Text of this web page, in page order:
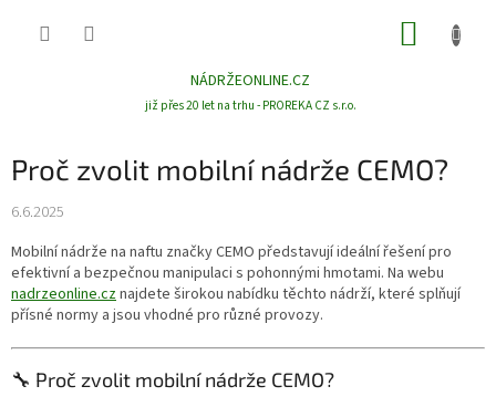
NÁDRŽEONLINE.CZ
již přes 20 let na trhu - PROREKA CZ s.r.o.
Proč zvolit mobilní nádrže CEMO?
6.6.2025
C
h
a
t
G
P
ř
k
Mobilní nádrže na naftu značky CEMO představují ideální řešení pro
efektivní a bezpečnou manipulaci s pohonnými hmotami. Na webu
nadrzeonline.cznajdete širokou nabídku těchto nádrží, které splňují
přísné normy a jsou vhodné pro různé provozy.
🔧 Proč zvolit mobilní nádrže CEMO?